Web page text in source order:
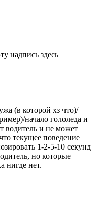
надпись здесь
(в которой хз что)/
начало гололеда и
водитель и не может
текущее поведение
1-2-5-10 секунд
но которые
нигде нет.